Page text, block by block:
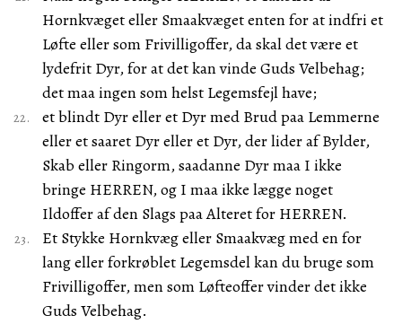
Hornkvæget eller Smaakvæget enten for at indfri et
Løfte eller som Frivilligoffer, da skal det være et
lydefrit Dyr, for at det kan vinde Guds Velbehag;
det maa ingen som helst Legemsfejl have;
et blindt Dyr eller et Dyr med Brud paa Lemmerne
eller et saaret Dyr eller et Dyr, der lider af Bylder,
Skab eller Ringorm, saadanne Dyr maa I ikke
bringe HERREN, og I maa ikke lægge noget
Ildoffer af den Slags paa Alteret for HERREN.
Et Stykke Hornkvæg eller Smaakvæg med en for
lang eller forkrøblet Legemsdel kan du bruge som
Frivilligoffer, men som Løfteoffer vinder det ikke
Guds Velbehag.